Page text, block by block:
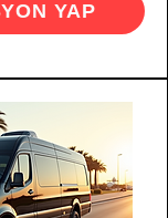
YAP